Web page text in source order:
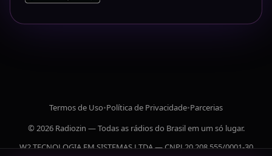
Termos de Uso•Política de Privacidade•Parcerias
© 2026 Radiozin — Todas as rádios do Brasil em um só lugar.
W2 TECNOLOGIA EM SISTEMAS LTDA — CNPJ 20.208.555/0001-30